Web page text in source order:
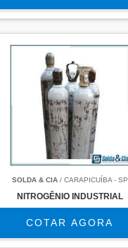
SOLDA & CIA/ CARAPICUÍBA - SP
NITROGÊNIO INDUSTRIAL
COTAR AGORA